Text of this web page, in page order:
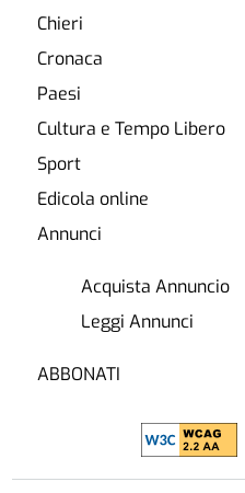
Chieri
Cronaca
Paesi
Cultura e Tempo Libero
Sport
Edicola online
Annunci
Acquista Annuncio
Leggi Annunci
ABBONATI